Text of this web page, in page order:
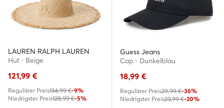
LAUREN RALPH LAUREN
Hut · Beige
121,99 €
Regulärer Preis134,99 €-9%
Niedrigster Preis128,99 €-5%
Guess Jeans
Cap · Dunkelblau
18,99 €
Regulärer Preis29,99 €-36%
Niedrigster Preis23,99 €-20%